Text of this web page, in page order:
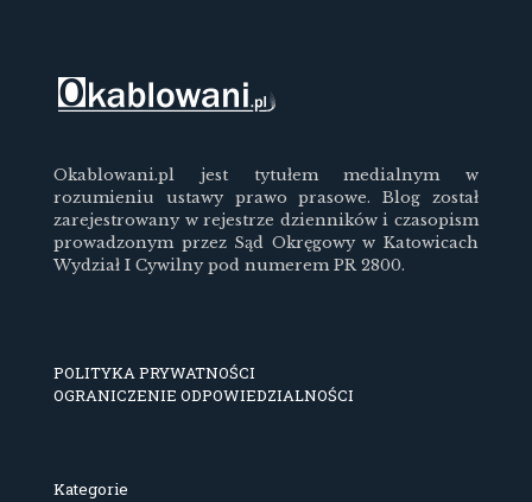
Okablowani.pl jest tytułem medialnym w
rozumieniu ustawy prawo prasowe. Blog został
zarejestrowany w rejestrze dzienników i czasopism
prowadzonym przez Sąd Okręgowy w Katowicach
Wydział I Cywilny pod numerem PR 2800.
POLITYKA PRYWATNOŚCI
OGRANICZENIE ODPOWIEDZIALNOŚCI
Kategorie